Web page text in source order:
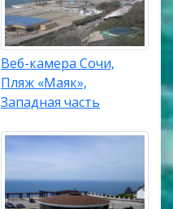
Веб-камера Сочи,
Пляж «Маяк»,
Западная часть